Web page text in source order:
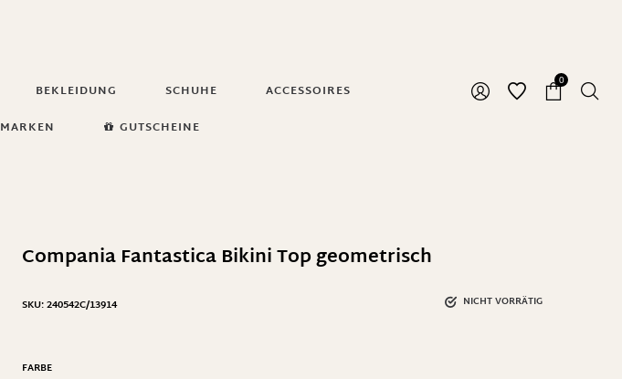
BEKLEIDUNG SCHUHE
ACCESSOIRES
MARKEN GUTSCHEINE
0
Compania Fantastica Bikini Top geometrisch
NICHT VORRÄTIG
SKU:240542C/13914
FARBE